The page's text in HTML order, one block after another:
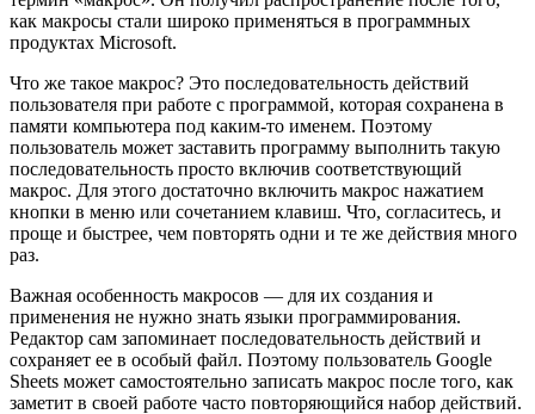
как макросы стали широко применяться в программных
продуктах Microsoft.
Что же такое макрос? Это последовательность действий
пользователя при работе с программой, которая сохранена в
памяти компьютера под каким-то именем. Поэтому
пользователь может заставить программу выполнить такую
последовательность просто включив соответствующий
макрос. Для этого достаточно включить макрос нажатием
кнопки в меню или сочетанием клавиш. Что, согласитесь, и
проще и быстрее, чем повторять одни и те же действия много
раз.
Важная особенность макросов — для их создания и
применения не нужно знать языки программирования.
Редактор сам запоминает последовательность действий и
сохраняет ее в особый файл. Поэтому пользователь Google
Sheets может самостоятельно записать макрос после того, как
заметит в своей работе часто повторяющийся набор действий.